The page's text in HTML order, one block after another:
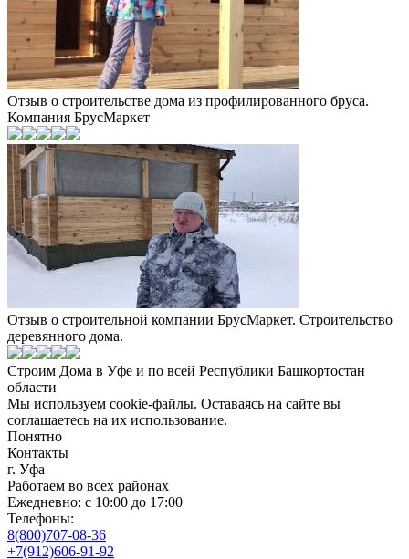
Отзыв о строительстве дома из профилированного бруса.
Компания БрусМаркет
Отзыв о строительной компании БрусМаркет. Строительство
деревянного дома.
Строим Дома в Уфе и по всей Республики Башкортостан
области
Мы используем cookie-файлы. Оставаясь на сайте вы
соглашаетесь на их использование.
Понятно
Контакты
г. Уфа
Работаем во всех районах
Ежедневно: с 10:00 до 17:00
Телефоны:
8(800)707-08-36
+7(912)606-91-92